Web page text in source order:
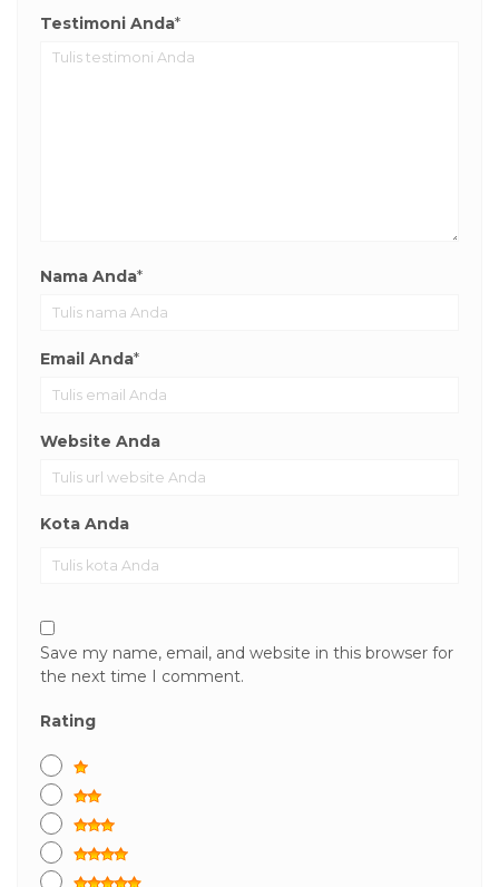
Testimoni Anda*
Nama Anda*
Email Anda*
Website Anda
Kota Anda
Save my name, email, and website in this browser for
the next time I comment.
Rating